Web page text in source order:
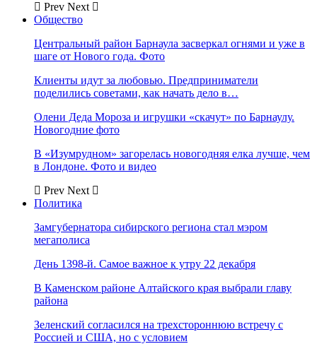
Prev Next
Общество
Центральный район Барнаула засверкал огнями и уже в
шаге от Нового года. Фото
Клиенты идут за любовью. Предприниматели
поделились советами, как начать дело в…
Олени Деда Мороза и игрушки «скачут» по Барнаулу.
Новогодние фото
В «Изумрудном» загорелась новогодняя елка лучше, чем
в Лондоне. Фото и видео
Prev Next
Политика
Замгубернатора сибирского региона стал мэром
мегаполиса
День 1398-й. Самое важное к утру 22 декабря
В Каменском районе Алтайского края выбрали главу
района
Зеленский согласился на трехстороннюю встречу с
Россией и США, но с условием